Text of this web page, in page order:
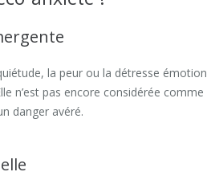
la peur ou la détresse
n’est pas encore considérée
danger avéré.